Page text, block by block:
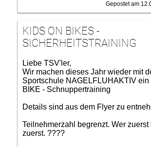
Gepostet am
KIDS ON BIKES -
SICHERHEITSTRAINING
Liebe TSV'ler,
Wir machen dieses Jahr wieder mit
Sportschule NAGELFLUHAKTIV ein
BIKE - Schnuppertraining
Details sind aus dem Flyer zu
Teilnehmerzahl begrenzt. Wer zuerst
zuerst. ????